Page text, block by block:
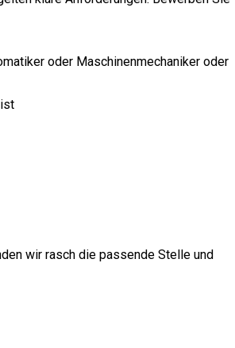
oder Maschinenmechaniker oder
wir rasch die passende Stelle und